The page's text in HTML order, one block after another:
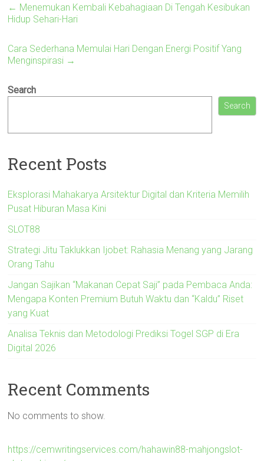
← Menemukan Kembali Kebahagiaan Di Tengah Kesibukan
Hidup Sehari-Hari
Cara Sederhana Memulai Hari Dengan Energi Positif Yang
Menginspirasi →
Search
Search
Recent Posts
Eksplorasi Mahakarya Arsitektur Digital dan Kriteria Memilih
Pusat Hiburan Masa Kini
SLOT88
Strategi Jitu Taklukkan Ijobet: Rahasia Menang yang Jarang
Orang Tahu
Jangan Sajikan “Makanan Cepat Saji” pada Pembaca Anda:
Mengapa Konten Premium Butuh Waktu dan “Kaldu” Riset
yang Kuat
Analisa Teknis dan Metodologi Prediksi Togel SGP di Era
Digital 2026
Recent Comments
No comments to show.
https://cemwritingservices.com/hahawin88-mahjongslot-